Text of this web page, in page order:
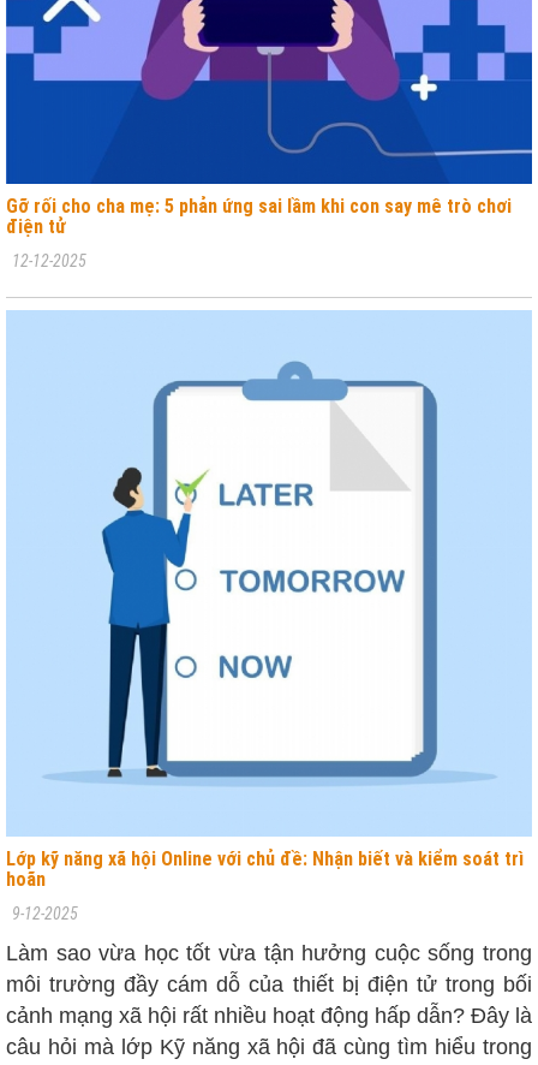
Gỡ rối cho cha mẹ: 5 phản ứng sai lầm khi con say mê trò chơi
điện tử
12-12-2025
Lớp kỹ năng xã hội Online với chủ đề: Nhận biết và kiểm soát trì
hoãn
9-12-2025
Làm sao vừa học tốt vừa tận hưởng cuộc sống trong
môi trường đầy cám dỗ của thiết bị điện tử trong bối
cảnh mạng xã hội rất nhiều hoạt động hấp dẫn? Đây là
câu hỏi mà lớp Kỹ năng xã hội đã cùng tìm hiểu trong